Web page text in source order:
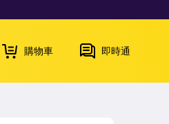
購物車 即時通